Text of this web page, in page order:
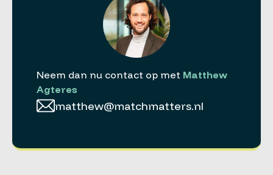
Neem dan nu contact op met Matthew
Agteres
matthew@matchmatters.nl